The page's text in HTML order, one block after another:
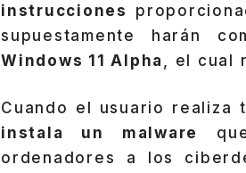
instrucciones
supuestamente harán
Windows 11 Alpha
, el cual
Cuando el usuario
instala un malware
ordenadores a los